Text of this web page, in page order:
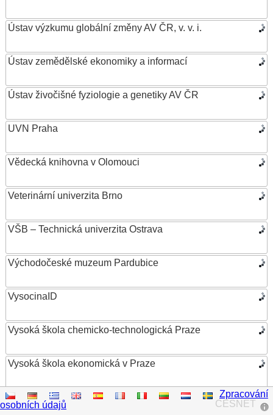
Ústav výzkumu globální změny AV ČR, v. v. i.
Ústav zemědělské ekonomiky a informací
Ústav živočišné fyziologie a genetiky AV ČR
UVN Praha
Vědecká knihovna v Olomouci
Veterinární univerzita Brno
VŠB – Technická univerzita Ostrava
Východočeské muzeum Pardubice
VysocinaID
Vysoká škola chemicko-technologická Praze
Vysoká škola ekonomická v Praze
Vysoká škola evropských a regionálních studií
CESNET
Zpracování
osobních údajů